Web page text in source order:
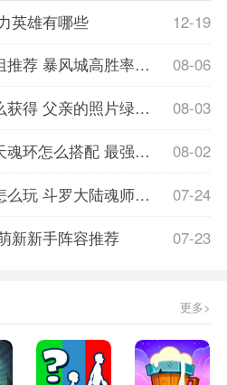
12-19
英雄有哪些
08-06
城高胜率卡组代码分享
08-03
亲的照片绿贵获取攻略
08-02
最强风笑天魂环搭配攻略
07-24
魂师对决唐昊阵容搭配推荐
07-23
新新手阵容推荐
更多>